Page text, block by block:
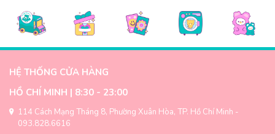
HỆ THỐNG CỬA HÀNG
HỒ CHÍ MINH | 8:30 - 23:00
114 Cách Mạng Tháng 8, Phường Xuân Hòa, TP. Hồ Chí Minh -
093.828.6616